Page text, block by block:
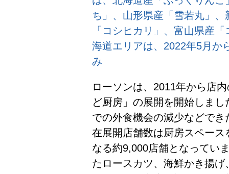
ち」、山形県産「雪若丸」
「コシヒカリ」、富山県産
海道エリアは、2022年5月か
み
ローソンは、2011年から店
ど厨房」の展開を開始しま
での外食機会の減少などで
在展開店舗数は厨房スペー
なる約9,000店舗となってい
たロースカツ、海鮮かき揚